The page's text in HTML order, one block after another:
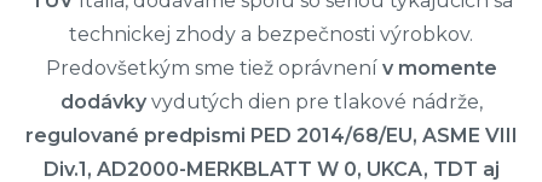
technickej zhody a bezpečnosti výrobkov.
Predovšetkým sme tiež oprávnení v momente
dodávkyvydutých dien pre tlakové nádrže,
regulované predpismi PED 2014/68/EU, ASME VIII
Div.1, AD2000-MERKBLATT W 0, UKCA, TDT aj